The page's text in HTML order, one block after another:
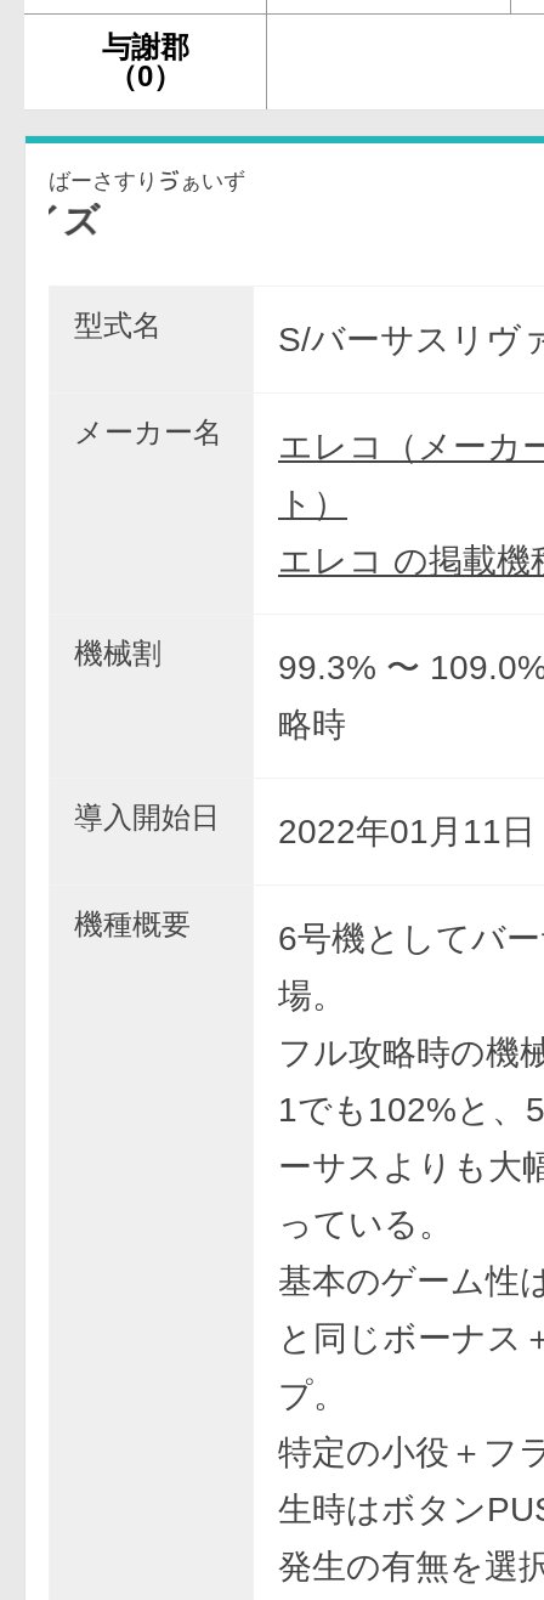
与謝郡
（0）
ばーさすりゔぁいず
型式名 S/バーサスリヴ
メーカー名
エレコ（メーカ
ト）
エレコ の掲載機
機械割
99.3% 〜
略時
導入開始日 2022年01月11日
機種概要
6号機としてバ
場。
フル攻略時の機
1でも102%と、
ーサスよりも大
っている。
基本のゲーム性
と同じボーナス
プ。
特定の小役＋フ
生時はボタン
発生の有無を選